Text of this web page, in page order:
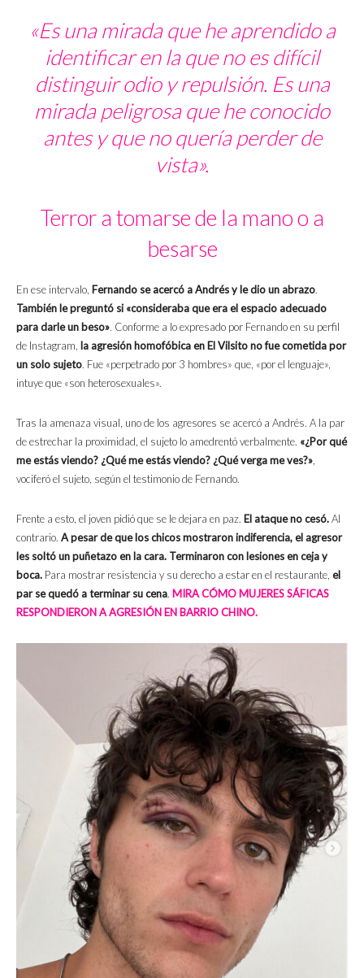
«Es una mirada que he aprendido a
identificar en la que no es difícil
distinguir odio y repulsión. Es una
mirada peligrosa que he conocido
antes y que no quería perder de
vista».
Terror a tomarse de la mano o a
besarse
En ese intervalo, Fernando se acercó a Andrés y le dio un abrazo.
También le preguntó si «consideraba que era el espacio adecuado
para darle un beso». Conforme a lo expresado por Fernando en su perfil
de Instagram, la agresión homofóbica en El Vilsito no fue cometida por
un solo sujeto. Fue «perpetrado por 3 hombres» que, «por el lenguaje»,
intuye que «son heterosexuales».
Tras la amenaza visual, uno de los agresores se acercó a Andrés. A la par
de estrechar la proximidad, el sujeto lo amedrentó verbalmente. «¿Por qué
me estás viendo? ¿Qué me estás viendo? ¿Qué verga me ves?»,
vociferó el sujeto, según el testimonio de Fernando.
Frente a esto, el joven pidió que se le dejara en paz. El ataque no cesó.Al
contrario. A pesar de que los chicos mostraron indiferencia, el agresor
les soltó un puñetazo en la cara. Terminaron con lesiones en ceja y
boca. Para mostrar resistencia y su derecho a estar en el restaurante, el
par se quedó a terminar su cena. MIRA CÓMO MUJERES SÁFICAS
RESPONDIERON A AGRESIÓN EN BARRIO CHINO.